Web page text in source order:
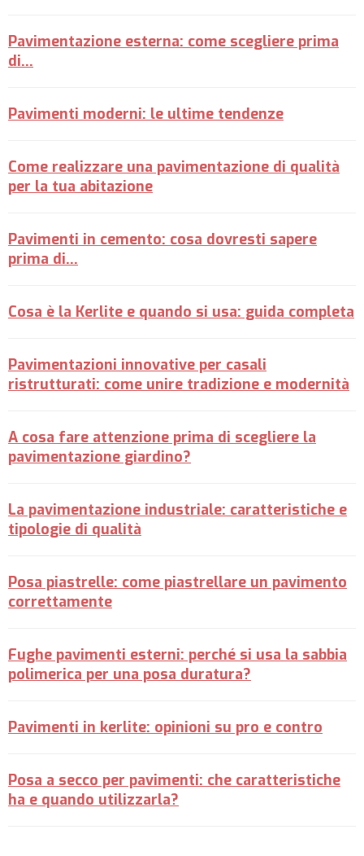
Pavimentazione esterna: come scegliere prima
di...
Pavimenti moderni: le ultime tendenze
Come realizzare una pavimentazione di qualità
per la tua abitazione
Pavimenti in cemento: cosa dovresti sapere
prima di...
Cosa è la Kerlite e quando si usa: guida completa
Pavimentazioni innovative per casali
ristrutturati: come unire tradizione e modernità
A cosa fare attenzione prima di scegliere la
pavimentazione giardino?
La pavimentazione industriale: caratteristiche e
tipologie di qualità
Posa piastrelle: come piastrellare un pavimento
correttamente
Fughe pavimenti esterni: perché si usa la sabbia
polimerica per una posa duratura?
Pavimenti in kerlite: opinioni su pro e contro
Posa a secco per pavimenti: che caratteristiche
ha e quando utilizzarla?